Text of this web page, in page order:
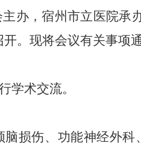
主办 ，宿州市立医院承
开。 现将会议有关事项
学术交流。
损伤、功能神经外